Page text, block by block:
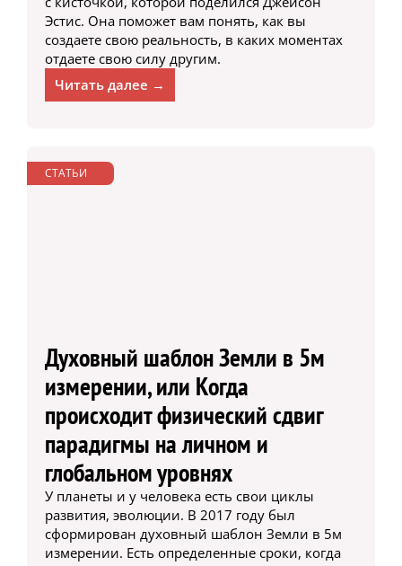
Эстис. Она поможет вам понять, как вы
создаете свою реальность, в каких моментах
отдаете свою силу другим.
Читать далее →
СТАТЬИ
Духовный шаблон Земли в 5м
измерении, или Когда
происходит физический сдвиг
парадигмы на личном и
глобальном уровнях
У планеты и у человека есть свои циклы
развития, эволюции. В 2017 году был
сформирован духовный шаблон Земли в 5м
измерении. Есть определенные сроки, когда